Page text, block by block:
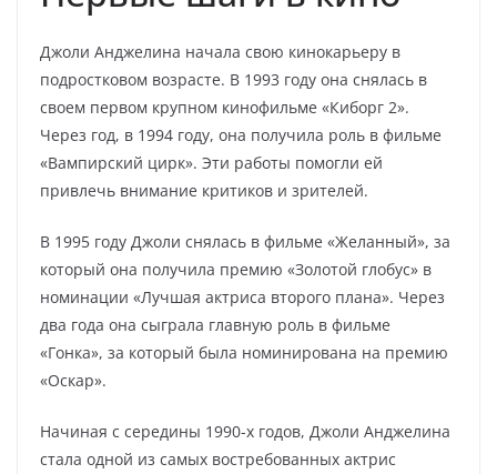
Джоли Анджелина начала свою кинокарьеру в
подростковом возрасте. В 1993 году она снялась в
своем первом крупном кинофильме «Киборг 2».
Через год, в 1994 году, она получила роль в фильме
«Вампирский цирк». Эти работы помогли ей
привлечь внимание критиков и зрителей.
В 1995 году Джоли снялась в фильме «Желанный», за
который она получила премию «Золотой глобус» в
номинации «Лучшая актриса второго плана». Через
два года она сыграла главную роль в фильме
«Гонка», за который была номинирована на премию
«Оскар».
Начиная с середины 1990-х годов, Джоли Анджелина
стала одной из самых востребованных актрис